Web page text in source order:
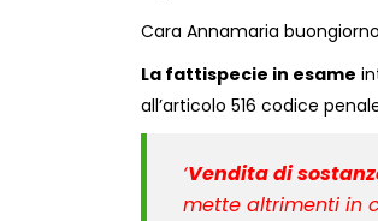
Cara Annamaria
La fattispecie in esame
all’articolo 516 codice
‘Vendita di
mette altrimenti in